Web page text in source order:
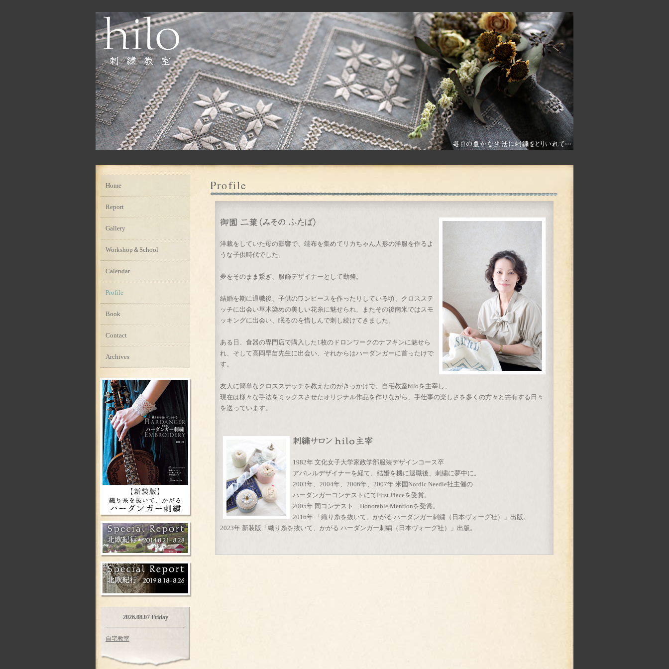
Profile
洋裁をしていた母の影響で、端布を集めてリカちゃん人形の洋服を作るよ
うな子供時代でした。
夢をそのまま繋ぎ、服飾デザイナーとして勤務。
結婚を期に退職後、子供のワンピースを作ったりしている頃、クロスステ
ッチに出会い草木染めの美しい花糸に魅せられ、またその後南米ではスモ
ッキングに出会い、眠るのを惜しんで刺し続けてきました。
ある日、食器の専門店で購入した1枚のドロンワークのナフキンに魅せら
れ、そして高岡早苗先生に出会い、それからはハーダンガーに首ったけで
す。
友人に簡単なクロスステッチを教えたのがきっかけで、自宅教室hiloを主宰し、
現在は様々な手法をミックスさせたオリジナル作品を作りながら、手仕事の楽しさを多くの方々と共有する日々
を送っています。
1982年 文化女子大学家政学部服装デザインコース卒
アパレルデザイナーを経て、結婚を機に退職後、刺繍に夢中に。
2003年、2004年、2006年、2007年 米国Nordic Needle社主催の
ハーダンガーコンテストにてFirst Placeを受賞。
2005年 同コンテスト Honorable Mentionを受賞。
2016年 「織り糸を抜いて、かがる ハーダンガー刺繍（日本ヴォーグ社）」出版。
2023年 新装版「織り糸を抜いて、かがる ハーダンガー刺繍（日本ヴォーグ社）」出版。
Home
Report
Gallery
Workshop＆School
Calendar
Profile
Book
Contact
Archives
2026.08.07 Friday
自宅教室